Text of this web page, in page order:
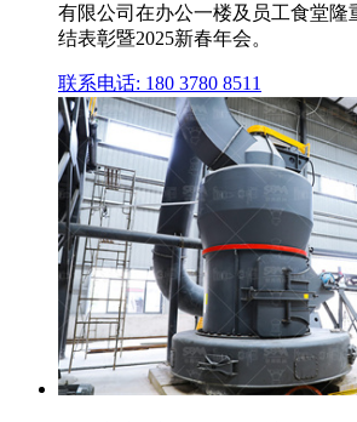
有限公司在办公一楼及员工食堂隆
结表彰暨2025新春年会。
联系电话: 180 3780 8511